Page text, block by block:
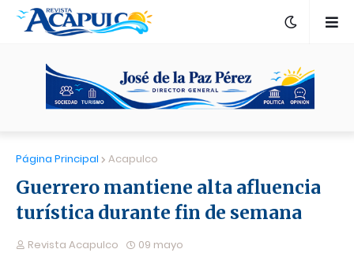
Página Principal Acapulco
Guerrero mantiene alta afluencia
turística durante fin de semana
Revista Acapulco 09 mayo